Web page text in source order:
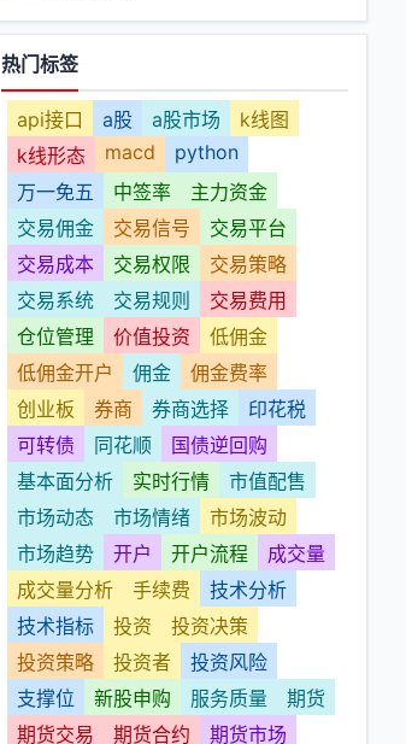
热门标签
api接口 a股 a股市场
k线图
k线形态
macd
python
万一免五
中签率
主力资金
交易佣金
交易信号
交易平台
交易成本
交易权限
交易策略
交易系统
交易规则
交易费用
仓位管理
价值投资
低佣金
低佣金开户
佣金
佣金费率
创业板
券商 券商选择
印花税
可转债
同花顺
国债逆回购
基本面分析
实时行情
市值配售
市场动态
市场情绪
市场波动
市场趋势
开户 开户流程
成交量
成交量分析
手续费
技术分析
技术指标
投资
投资决策
投资策略
投资者
投资风险
支撑位
新股申购 服务质量
期货
期货交易
期货合约 期货市场